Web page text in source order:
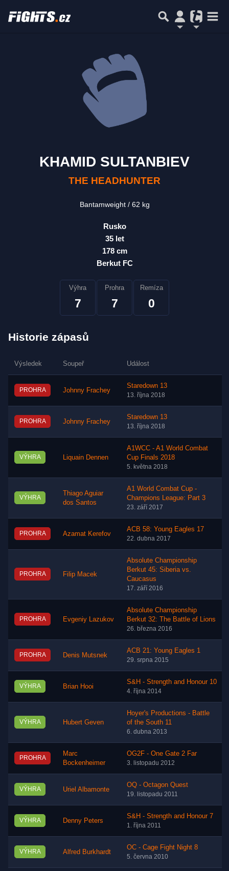
KHAMID SULTANBIEV
THE HEADHUNTER
Bantamweight 62 kg
Rusko
35 let
178 cm
Berkut FC
Výhra
7
Prohra
7
Remíza
0
Historie zápasů
Výsledek Soupeř Událost
PROHRA Johnny Frachey
Staredown 13
13. října 2018
PROHRA Johnny Frachey
Staredown 13
13. října 2018
VÝHRA Liquain Dennen
A1WCC - A1 World Combat
Cup Finals 2018
5. května 2018
VÝHRA
Thiago Aguiar
dos Santos
A1 World Combat Cup -
Champions League: Part 3
23. září 2017
PROHRA Azamat Kerefov
ACB 58: Young Eagles 17
22. dubna 2017
PROHRA Filip Macek
Absolute Championship
Berkut 45: Siberia vs.
Caucasus
17. září 2016
PROHRA Evgeniy Lazukov
Absolute Championship
Berkut 32: The Battle of Lions
26. března 2016
PROHRA Denis Mutsnek
ACB 21: Young Eagles 1
29. srpna 2015
VÝHRA Brian Hooi
S&H - Strength and Honour 10
4. října 2014
VÝHRA Hubert Geven
Hoyer's Productions - Battle
of the South 11
6. dubna 2013
PROHRA
Marc
Bockenheimer
OG2F - One Gate 2 Far
3. listopadu 2012
VÝHRA Uriel Albamonte
OQ - Octagon Quest
19. listopadu 2011
VÝHRA Denny Peters
S&H - Strength and Honour 7
1. října 2011
VÝHRA Alfred Burkhardt
OC - Cage Fight Night 8
5. června 2010